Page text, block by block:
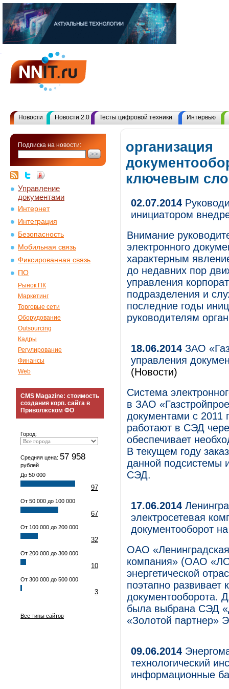
Новости Новости 2.0 Тесты цифровой техники Интервью
Подписка на новости:
Управление
документами
Интернет
Интеграция
Безопасность
Мобильная связь
Фиксированная связь
ПО
Рынок ПК
Маркетинг
Торговые сети
Оборудование
Outsourcing
Кадры
Регулирование
Финансы
Web
CMS Magazine: стоимость
создания корп. сайта в
Приволжском ФО
Город:
Средняя цена: 57 958
рублей
До 50 000
97
От 50 000 до 100 000
67
От 100 000 до 200 000
32
От 200 000 до 300 000
10
От 300 000 до 500 000
3
Все типы сайтов
организация
ключевым
02.07.2014
инициатором
Внимание
электронного
характерным
до недавних пор
управления
подразделения и
последние годы
руководителям
18.06.2014 ЗАО
управления
(Новости)
Система
в ЗАО
документами с 2011
работают в СЭД
обеспечивает
В текущем году
данной подсистемы
СЭД.
17.06.2014
электросетевая
документооборот
ОАО
компания» (ОАО
энергетической
поэтапно развивает
документооборота.
была выбрана СЭД
«Золотой партнер»
09.06.2014
технологический
информационные